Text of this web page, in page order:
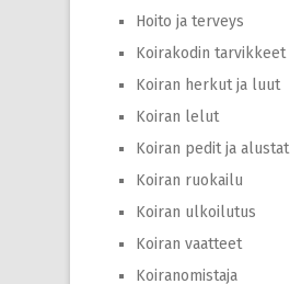
Hoito ja terveys
Koirakodin tarvikkeet
Koiran herkut ja luut
Koiran lelut
Koiran pedit ja alustat
Koiran ruokailu
Koiran ulkoilutus
Koiran vaatteet
Koiranomistaja